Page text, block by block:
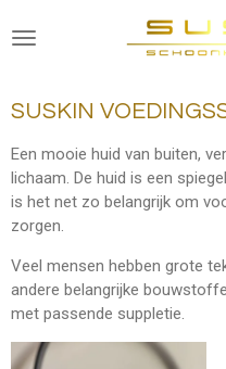
direct
hoofdinhoud
SUSKIN
Een mooie huid van buiten,
lichaam. De huid is een
is het net zo belangrijk om
zorgen.
Veel mensen hebben grote
andere belangrijke
met passende suppletie.